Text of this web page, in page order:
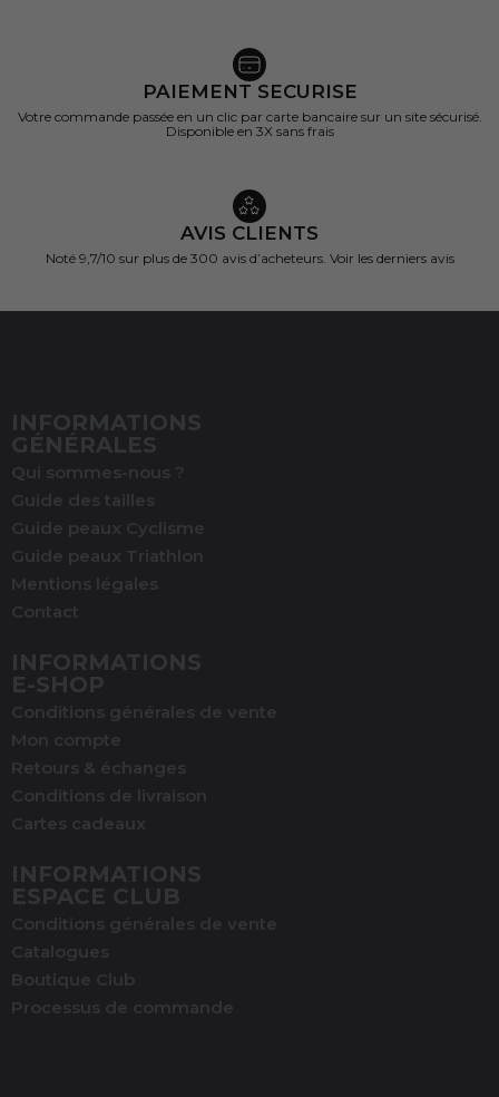
PAIEMENT SECURISE
Votre commande passée en un clic par carte bancaire sur un site sécurisé.
Disponible en 3X sans frais
AVIS CLIENTS
Noté 9,7/10 sur plus de 300 avis d’acheteurs. Voir les derniers avis
INFORMATIONS
GÉNÉRALES
Qui sommes-nous ?
Guide des tailles
Guide peaux Cyclisme
Guide peaux Triathlon
Mentions légales
Contact
INFORMATIONS
E-SHOP
Conditions générales de vente
Mon compte
Retours & échanges
Conditions de livraison
Cartes cadeaux
INFORMATIONS
ESPACE CLUB
Conditions générales de vente
Catalogues
Boutique Club
Processus de commande